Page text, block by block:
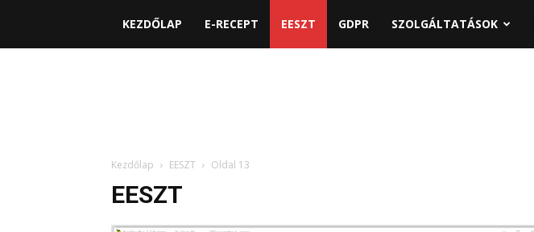
KEZDŐLAP E-RECEPT EESZT GDPR SZOLGÁLTATÁSOK
Kezdőlap EESZT Oldal 13
EESZT